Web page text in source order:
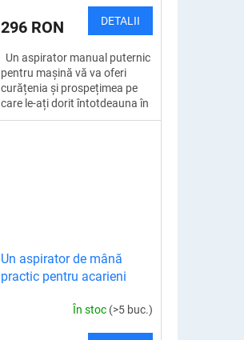
296 RON DETALII
Un aspirator manual puternic
pentru mașină vă va oferi
curățenia și prospețimea pe
care le-ați dorit întotdeauna în
mașina dvs. Nu vă mai
Un aspirator de mână
practic pentru acarieni
În stoc (>5 buc.)